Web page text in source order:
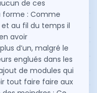
de ces
forme : Comme
au fil du temps il
avoir
d’un, malgré le
englués dans les
de modules qui
tout faire faire aux